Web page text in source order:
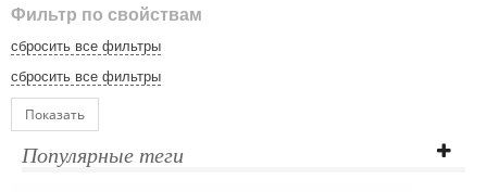
Фильтр по свойствам
сбросить все фильтры
сбросить все фильтры
Показать
Популярные теги